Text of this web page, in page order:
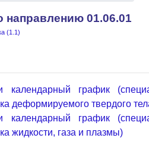
01.06.01
(1.1)
график
деформируемого твердого
график
жидкости, газа и плазмы)